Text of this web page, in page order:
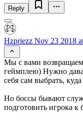
Reply
Hzpriezz Nov 23 2018
Мы с вами
геймплею) Нужно
себя сам выбрать,
Но боссы бывают
подготовить игрока